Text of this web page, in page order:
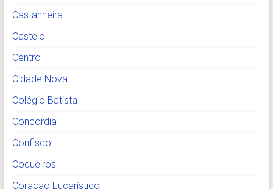
Castanheira
Castelo
Centro
Cidade Nova
Colégio Batista
Concórdia
Confisco
Coqueiros
Coração Eucarístico